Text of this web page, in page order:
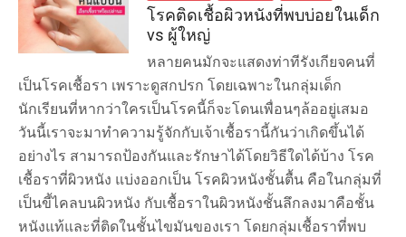
โรคติดเชื้อผิวหนังที่พบบ่อยในเด็ก
vs ผู้ใหญ่
หลายคนมักจะแสดงท่าทีรังเกียจคนที่
เป็นโรคเชื้อรา เพราะดูสกปรก โดยเฉพาะในกลุ่มเด็ก
นักเรียนที่หากว่าใครเป็นโรคนี้ก็จะโดนเพื่อนๆล้ออยู่เสมอ
วันนี้เราจะมาทำความรู้จักกับเจ้าเชื้อรานี้กันว่าเกิดขึ้นได้
อย่างไร สามารถป้องกันและรักษาได้โดยวิธีใดได้บ้าง โรค
เชื้อราที่ผิวหนัง แบ่งออกเป็น โรคผิวหนังชั้นตื้น คือในกลุ่มที่
เป็นขี้ไคลบนผิวหนัง กับเชื้อราในผิวหนังชั้นลึกลงมาคือชั้น
หนังแท้และที่ติดในชั้นไขมันของเรา โดยกลุ่มเชื้อราที่พบ